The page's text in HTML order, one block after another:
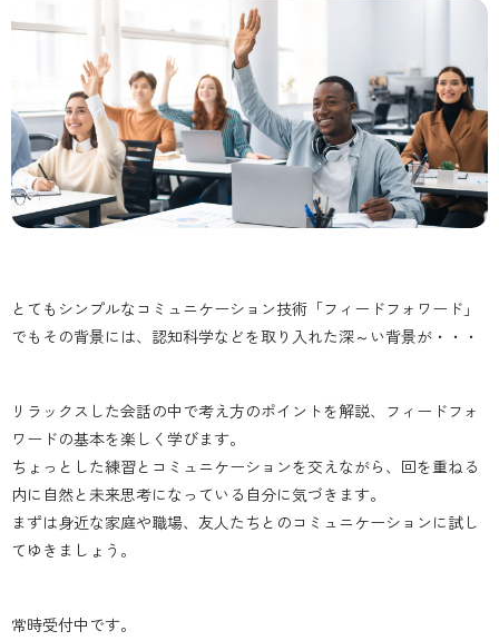
とてもシンプルなコミュニケーション技術「フィードフォワード」
でもその背景には、認知科学などを取り入れた深～い背景が・・・
リラックスした会話の中で考え方のポイントを解説、フィードフォ
ワードの基本を楽しく学びます。
ちょっとした練習とコミュニケーションを交えながら、回を重ねる
内に自然と未来思考になっている自分に気づきます。
まずは身近な家庭や職場、友人たちとのコミュニケーションに試し
てゆきましょう。
常時受付中です。